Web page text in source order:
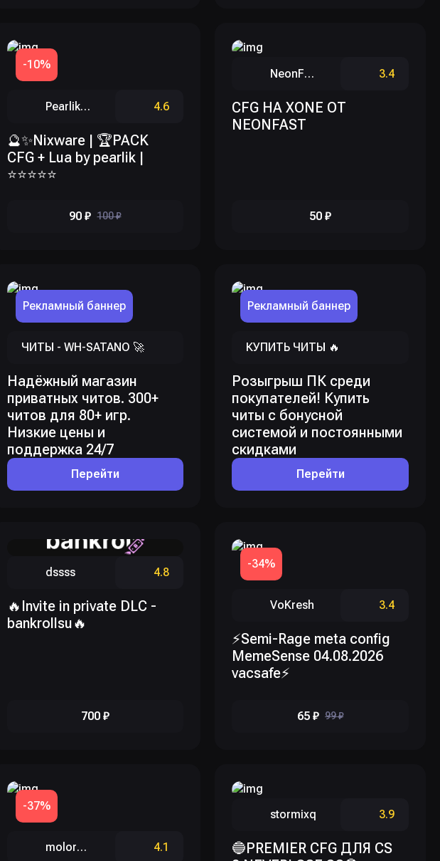
-10%
Pearlik291 4.6
🔮✨Nixware | 🏆PACK
CFG + Lua by pearlik |
⭐⭐⭐⭐⭐
90 ₽ 100 ₽
NeonFast 3.4
CFG НА XONE ОТ
NEONFAST
50 ₽
Рекламный баннер
ЧИТЫ - WH-SATANO 🚀
Надёжный магазин
приватных читов. 300+
читов для 80+ игр.
Низкие цены и
поддержка 24/7
Перейти
Рекламный баннер
КУПИТЬ ЧИТЫ 🔥
Розыгрыш ПК среди
покупателей! Купить
читы с бонусной
системой и постоянными
скидками
Перейти
dssss 4.8
🔥Invite in private DLC -
bankrollsu🔥
700 ₽
-34%
VoKresh 3.4
⚡Semi-Rage meta config
MemeSense 04.08.2026
vacsafe⚡
65 ₽ 99 ₽
-37%
moloreso 4.1
stormixq 3.9
🔵PREMIER CFG ДЛЯ CS